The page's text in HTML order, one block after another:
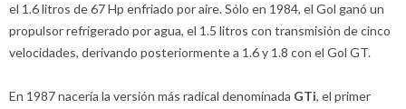
el 1.6 litros de 67 Hp enfriado por aire. Sólo en 1984, el Gol ganó un
propulsor refrigerado por agua, el 1.5 litros con transmisión de cinco
velocidades, derivando posteriormente a 1.6 y 1.8 con el Gol GT.
En 1987 nacería la versión más radical denominada GTi, el primer